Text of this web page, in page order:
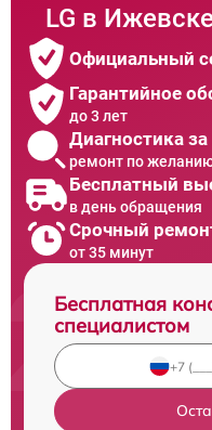
LG в
Официальный
Гарантийное
до 3 лет
Диагностика
ремонт по
Бесплатный
в день обращения
Срочный
от 35 минут
Бесплатная
специалистом